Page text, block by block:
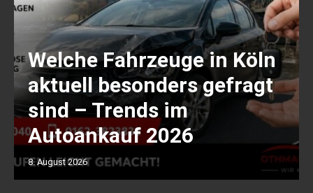
Welche Fahrzeuge in Köln
aktuell besonders gefragt
sind – Trends im
Autoankauf 2026
8. August 2026